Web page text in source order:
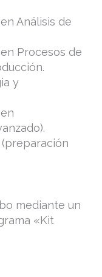
Análisis de
Procesos de
y
mediante un
«Kit